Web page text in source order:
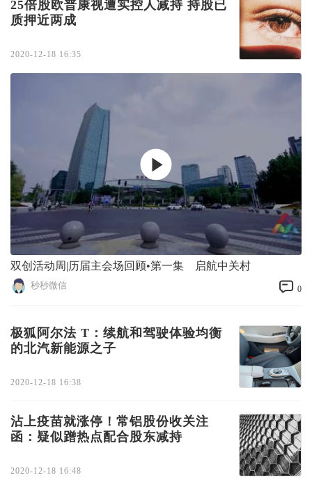
25倍股欧普康视遭实控人减持 持股已
质押近两成
2020-12-18 16:35
双创活动周|历届主会场回顾•第一集 启航中关村
秒秒微信 0
极狐阿尔法 T：续航和驾驶体验均衡
的北汽新能源之子
2020-12-18 16:38
沾上疫苗就涨停！常铝股份收关注
函：疑似蹭热点配合股东减持
2020-12-18 16:48